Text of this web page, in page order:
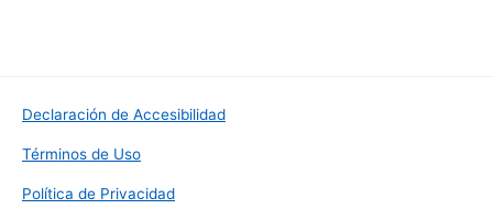
Declaración de Accesibilidad
Términos de Uso
Política de Privacidad